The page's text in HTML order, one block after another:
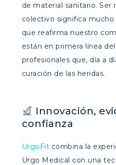
de material sanitario. Ser
colectivo significa mucho
que reafirma nuestro
están en primera línea
profesionales que, día a
curación de las heridas.
Innovación,
confianza
UrgoFit combina la
Urgo Medical con una